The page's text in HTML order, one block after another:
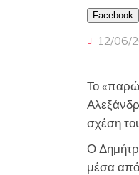
Facebook
12/06/
Το
σχέση
Ο
μέσα από